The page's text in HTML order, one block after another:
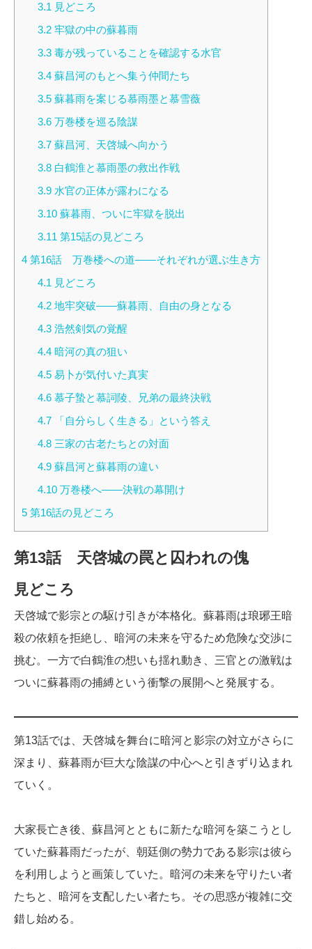
3.1 見どころ
3.2牢獄の中の蘇暮雨
3.3毒が残っていることを確認する水官
3.4蘇昌河のもとへ集う仲間たち
3.5蘇暮雨を案じる慕雨墨と慕雪薇
3.6万巻楼を巡る陰謀
3.7蘇昌河、天啓城へ向かう
3.8白鶴淮と慕雨墨の救出作戦
3.9水官の正体が露わになる
3.10蘇暮雨、ついに牢獄を脱出
3.11 第15話の見どころ
4 第16話 万巻楼への道――それぞれが選ぶ生き方
4.1 見どころ
4.2地牢突破――蘇暮雨、自由の身となる
4.3浩然剣気の覚醒
4.4暗河の真の狙い
4.5易卜が気付いた真実
4.6慕子蟄と慕詞陵、兄弟の最終決戦
4.7「自分らしく生きる」という答え
4.8三家の古老たちとの対面
4.9蘇昌河と蘇暮雨の違い
4.10万巻楼へ――決戦の幕開け
5 第16話の見どころ
第13話 天啓城の罠と囚われの傀
見どころ
天啓城で影宗との駆け引きが本格化。蘇暮雨は琅琊王暗
殺の依頼を拒絶し、暗河の未来を守るため危険な交渉に
挑む。一方で白鶴淮の想いも揺れ動き、三官との激戦は
ついに蘇暮雨の捕縛という衝撃の展開へと発展する。
第13話では、天啓城を舞台に暗河と影宗の対立がさらに
深まり、蘇暮雨が巨大な陰謀の中心へと引きずり込まれ
ていく。
大家長亡き後、蘇昌河とともに新たな暗河を築こうとし
ていた蘇暮雨だったが、朝廷側の勢力である影宗は彼ら
を利用しようと画策していた。暗河の未来を守りたい者
たちと、暗河を支配したい者たち。その思惑が複雑に交
錯し始める。